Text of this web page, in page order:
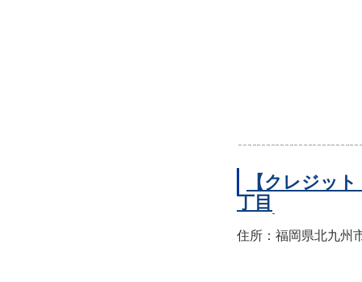
【クレジッ
丁目
住所：福岡県北九州